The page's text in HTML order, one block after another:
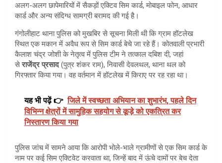
अलग-अलग छापेमारियों में सैकड़ों एक्टिव सिम कार्ड, मोबाइल फोन, आधार
कार्ड और अन्य संदिग्ध सामग्री बरामद की गई है।
गंगोलीहाट थाना पुलिस को मुखबिर से सूचना मिली थी कि ग्राम हॉटलेख
स्थित एक मकान में अवैध रूप से सिम कार्ड बेचे जा रहे हैं। कोतवाली प्रभारी
कैलाश चंद्र जोशी के नेतृत्व में पुलिस टीम ने तत्काल दबिश दी, जहां
सेराजेंद्र प्रसाद(पुत्र शंकर राम), निवासी देवलथल, थाना थल को
गिरफ्तार किया गया। वह वर्तमान में हॉटलेख में किराए पर रह रहा था।
यह भी पढ़ें 👉 जिले में स्वच्छता अभियान का शुभारंभ, पहले दिन
विभिन्न क्षेत्रों में सामुहिक सहयोग से कूड़े को एकत्रित कर
निस्तारण किया गया
पुलिस जांच में सामने आया कि आरोपी भोले-भाले ग्रामीणों से एक सिम कार्ड के
नाम पर कई सिम एक्टिवेट करवाता था, जिन्हें बाद में ऊंचे दामों पर बेच देता